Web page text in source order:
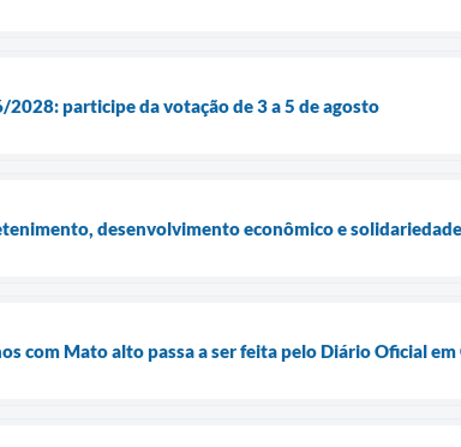
2028: participe da votação de 3 a 5 de agosto
desenvolvimento econômico e
com Mato alto passa a ser feita pelo Diário Oficial em